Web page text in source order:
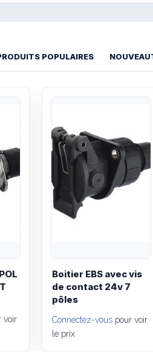
POPULAIRES
voir
Boitier EBS avec vis
de contact 24v 7
pôles
Connectez-vous pour voir
le prix